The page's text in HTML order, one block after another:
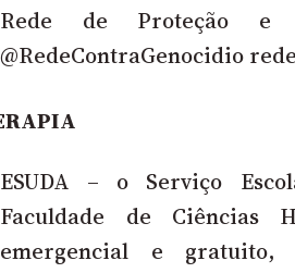
Rede de Proteção e
@RedeContraGenocidio
ESUDA – o Serviço
Faculdade de Ciências
emergencial e